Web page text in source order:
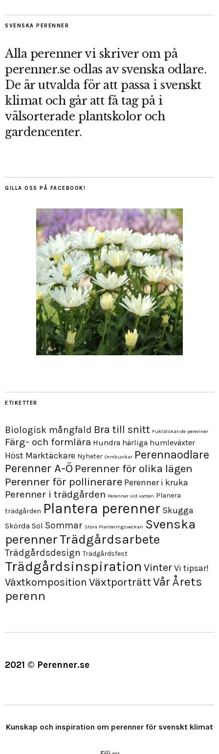
SVENSKA PERENNER
Alla perenner vi skriver om på
perenner.se odlas av svenska odlare.
De är utvalda för att passa i svenskt
klimat och går att få tag på i
välsorterade plantskolor och
gardencenter.
GILLA OSS PÅ FACEBOOK!
ETIKETTER
Biologisk mångfald Bra till snitt Fuktälskande perenner
Färg- och formlära Hundra härliga humleväxter
Höst Marktäckare Nyheter Ormbunkar Perennaodlare
Perenner A-Ö Perenner för olika lägen
Perenner för pollinerare Perenner i kruka
Perenner i trädgården Perenner vid vatten Planera
trädgården Plantera perenner Skugga
Skörda Sol Sommar Stora Planteringsveckan Svenska
perennerTrädgårdsarbete
Trädgårdsdesign Trädgårdsfest
Trädgårdsinspiration VinterVi tipsar!
Växtkomposition VäxtporträttVårÅrets
perenn
2021 © Perenner.se
Kunskap och inspiration om perenner för svenskt klimat